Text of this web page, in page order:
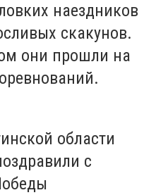
наездников
скакунов.
они прошли на
области
с